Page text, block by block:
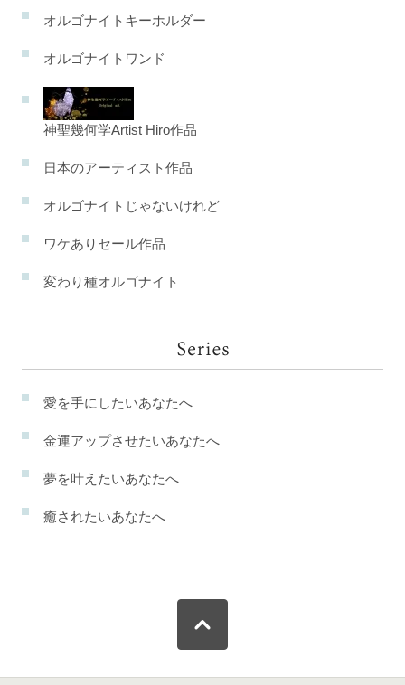
オルゴナイトキーホルダー
オルゴナイトワンド
神聖幾何学Artist Hiro作品
日本のアーティスト作品
オルゴナイトじゃないけれど
ワケありセール作品
変わり種オルゴナイト
愛を手にしたいあなたへ
金運アップさせたいあなたへ
夢を叶えたいあなたへ
癒されたいあなたへ